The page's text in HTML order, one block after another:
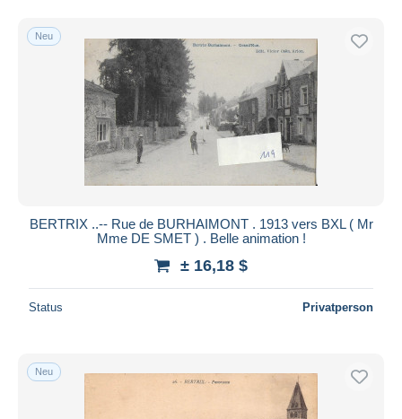
Neu
BERTRIX ..-- Rue de BURHAIMONT . 1913 vers BXL ( Mr
Mme DE SMET ) . Belle animation !
± 16,18 $
Status Privatperson
Neu